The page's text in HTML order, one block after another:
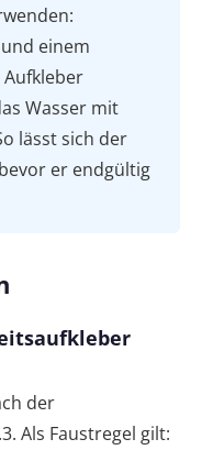
einem
Wasser mit
lässt sich der
er endgültig
der
Als Faustregel gilt: